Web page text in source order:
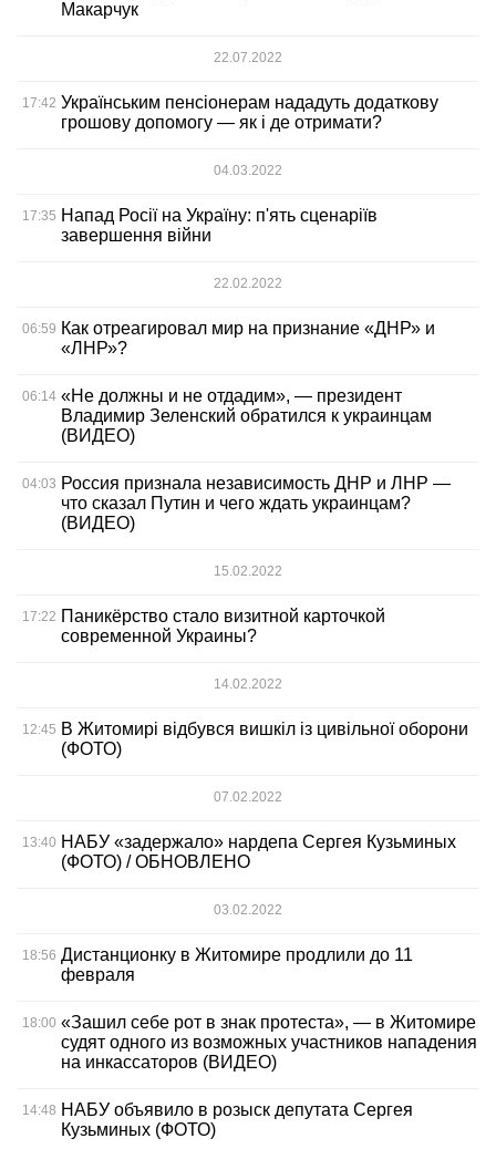
Макарчук
22.07.2022
17:42 Українським пенсіонерам нададуть додаткову
грошову допомогу — як і де отримати?
04.03.2022
17:35 Напад Росії на Україну: п'ять сценаріїв
завершення війни
22.02.2022
06:59 Как отреагировал мир на признание «ДНР» и
«ЛНР»?
06:14 «Не должны и не отдадим», — президент
Владимир Зеленский обратился к украинцам
(ВИДЕО)
04:03 Россия признала независимость ДНР и ЛНР —
что сказал Путин и чего ждать украинцам?
(ВИДЕО)
15.02.2022
17:22 Паникёрство стало визитной карточкой
современной Украины?
14.02.2022
12:45 В Житомирі відбувся вишкіл із цивільної оборони
(ФОТО)
07.02.2022
13:40 НАБУ «задержало» нардепа Сергея Кузьминых
(ФОТО) / ОБНОВЛЕНО
03.02.2022
18:56 Дистанционку в Житомире продлили до 11
февраля
18:00 «Зашил себе рот в знак протеста», — в Житомире
судят одного из возможных участников нападения
на инкассаторов (ВИДЕО)
14:48 НАБУ объявило в розыск депутата Сергея
Кузьминых (ФОТО)